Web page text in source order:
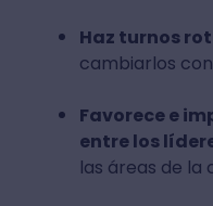
Haz turnos
cambiarlos
Favorece e
entre los
las áreas de la